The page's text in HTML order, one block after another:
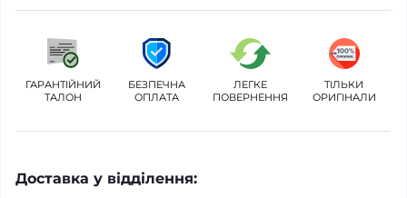
ГАРАНТІЙНИЙ
ТАЛОН
БЕЗПЕЧНА
ОПЛАТА
ЛЕГКЕ
ПОВЕРНЕННЯ
ТІЛЬКИ
ОРИГІНАЛИ
Доставка у відділення: